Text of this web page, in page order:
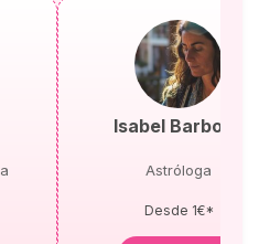
Isabel Barbosa
Astróloga
Desde 1€*